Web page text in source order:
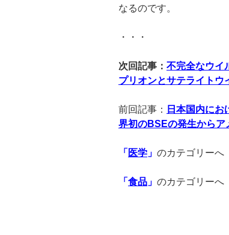
なるのです。
・・・
次回記事： 不完全なウイ
プリオンとサテライトウ
前回記事： 日本国内にお
界初のBSEの発生からア
「 医学 」 のカテゴリーへ
「 食品 」 のカテゴリーへ